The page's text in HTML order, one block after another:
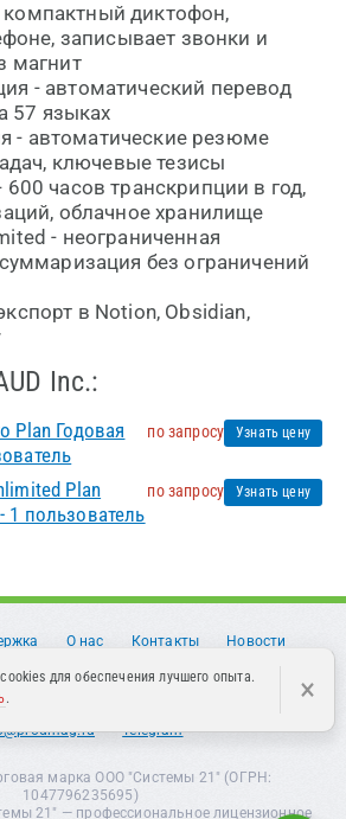
компактный диктофон,
записывает звонки и
магнит
- автоматический перевод
57 языках
- автоматические резюме
ключевые тезисы
600 часов транскрипции в год,
облачное хранилище
- неограниченная
без ограничений
в Notion, Obsidian,
Inc.:
Plan Годовая
по запросу Узнать цену
Plan
1 пользователь
по запросу Узнать цену
О нас Контакты
Новости
Партнерам
Оферта
Telegram
марка ООО "Системы 21" (ОГРН:
1047796235695)
21" — профессиональное лицензионное
для обеспечения лучшего опыта.
. ×